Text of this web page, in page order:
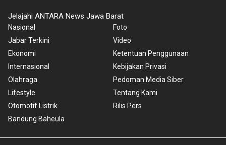
Jelajahi ANTARA News Jawa Barat
Nasional
Jabar Terkini
Ekonomi
Internasional
Olahraga
Lifestyle
Otomotif Listrik
Bandung Baheula
Foto
Video
Ketentuan Penggunaan
Kebijakan Privasi
Pedoman Media Siber
Tentang Kami
Rilis Pers